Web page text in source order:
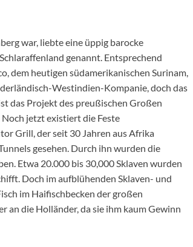
war, liebte eine üppig barocke
genannt. Entsprechend
dem heutigen südamerikanischen Surinam,
Westindien-Kompanie, doch das
das Projekt des preußischen Großen
jetzt existiert die Feste
Grill, der seit 30 Jahren aus Afrika
gesehen. Durch ihn wurden die
Etwa 20.000 bis 30,000 Sklaven wurden
Doch im aufblühenden Sklaven- und
im Haifischbecken der großen
an die Holländer, da sie ihm kaum Gewinn